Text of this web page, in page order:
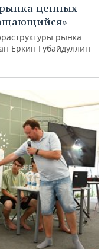
ценных
рынка
Еркин Губайдуллин